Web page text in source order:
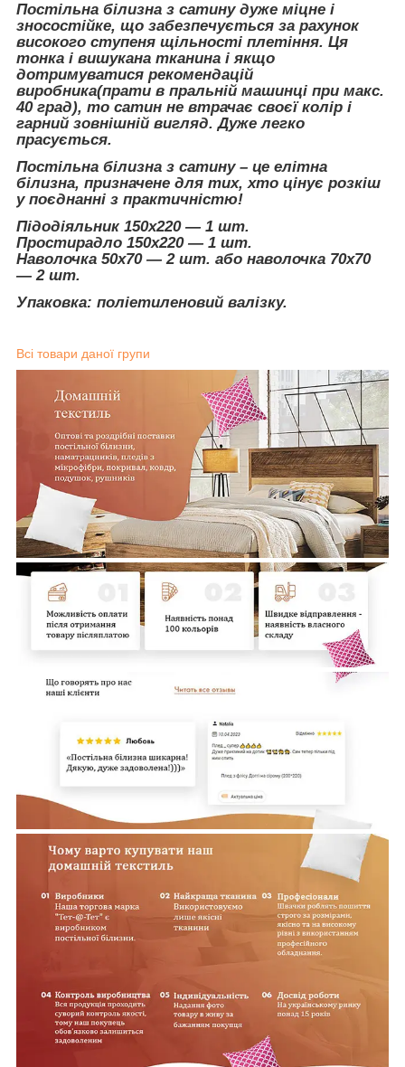
Постільна білизна з сатину дуже міцне і
зносостійке, що забезпечується за рахунок
високого ступеня щільності плетіння. Ця
тонка і вишукана тканина і якщо
дотримуватися рекомендацій
виробника(прати в пральній машинці при макс.
40 град), то сатин не втрачає своєї колір і
гарний зовнішній вигляд. Дуже легко
прасується.
Постільна білизна з сатину – це елітна
білизна, призначене для тих, хто цінує розкіш
у поєднанні з практичністю!
Підодіяльник 150х220 ― 1 шт.
Простирадло 150х220 ― 1 шт.
Наволочка 50х70 ― 2 шт. або наволочка 70х70
― 2 шт.
Упаковка: поліетиленовий валізку.
Всі товари даної групи